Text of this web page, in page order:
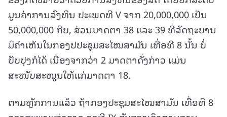
ມູນຄ່າການລົງທຶນ ປະເພດທີ V ຈາກ 20,000,000 ເປັນ
50,000,000 ກີບ, ສ່ວນມາດຕາ 38 ແລະ 39 ທີ່ລັດຖະບານ
ມິຄໍາເຫັນໃນກອງປປະຊຸມສະໄໝສາມັນ ເທື່ອທີ 8 ນັ້ນ ບໍ່
ປັບປຸງກໍໄດ້ ເນື່ອງຈາກວ່າ 2 ມາດຕາດັ່ງກ່າວ ແມ່ນ
ສະໜັບສະໜູນໃຫ້ແກ່ມາດຕາ 18.
ຕາມຫຼັກການແລ້ວ ຖ້າກອງປະຊຸມສະໄໝສາມັນ ເທື່ອທີ 8